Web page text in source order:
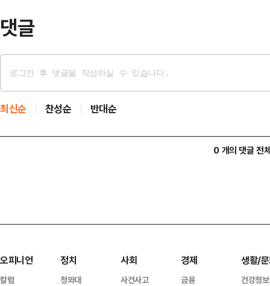
댓글
최신순 찬성순 반대순
0 개의 댓글 전
오피니언
칼럼
정치
청와대
사회
사건사고
경제
금융
생활/
건강정보